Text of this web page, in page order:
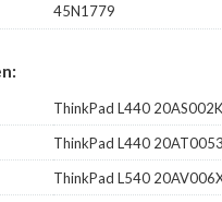
45N1779
ThinkPad L440
ThinkPad L440
ThinkPad L540